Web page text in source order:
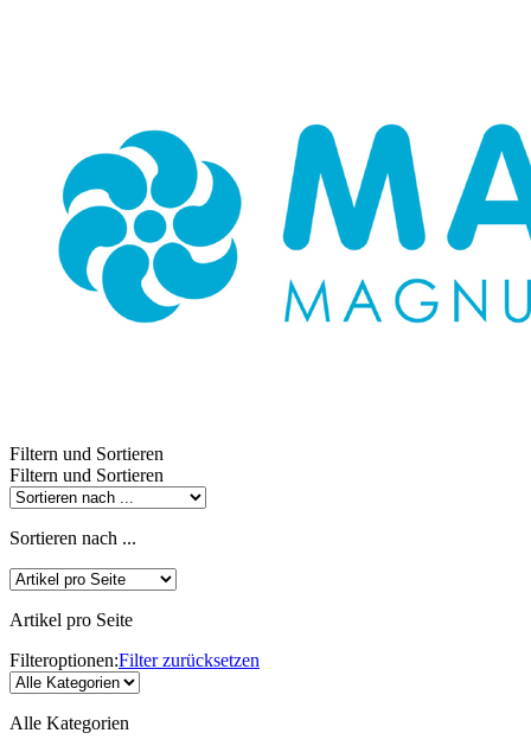
Filtern und Sortieren
Filtern und Sortieren
Sortieren nach ...
Artikel pro Seite
Filteroptionen:Filter zurücksetzen
Alle Kategorien